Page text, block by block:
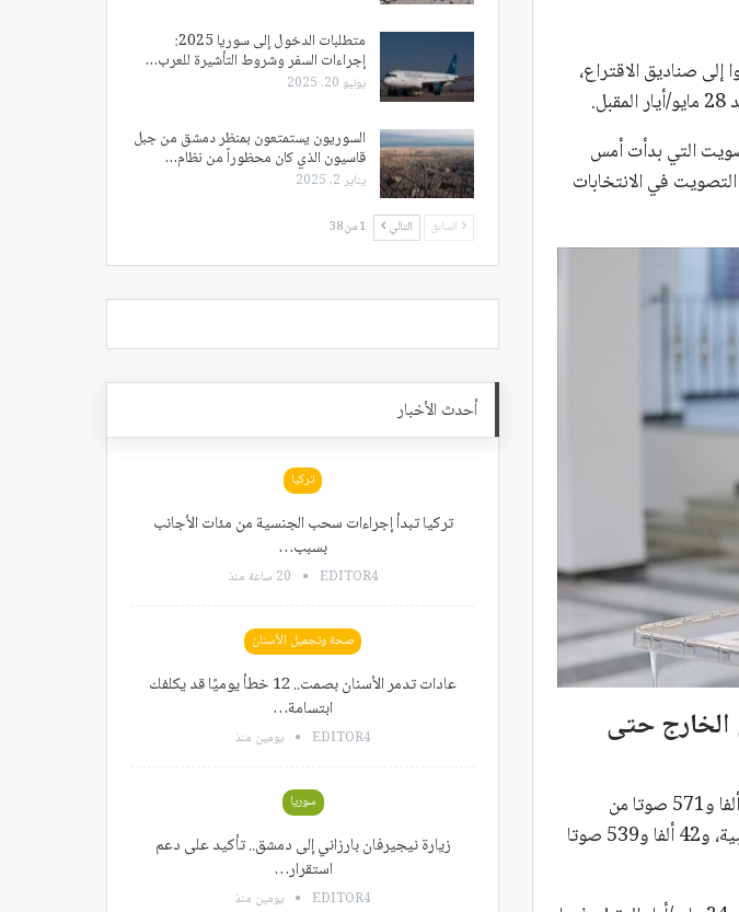
قد توجهوا إلى صناديق الاقتراع،
التي بدأت أمس
في الانتخابات
الخارج حتى
“، فقد أدلى ما مجموعه 892 ألفا و571 صوتا من
الناخبين في الخارج حتى الآن، بما في ذلك 850 ألفا و32 صوتا في مكاتب التمثيل الأجنبية، و42 ألفا و539 صوتا
متطلبات الدخول إلى سوريا 2025:
إجراءات السفر وشروط التأشيرة للعرب…
يونيو 20, 2025
السوريون يستمتعون بمنظر دمشق من جبل
قاسيون الذي كان محظوراً من نظام…
يناير 2, 2025
السابق التالي 1 من 38
أحدث الأخبار
تركيا
تركيا تبدأ إجراءات سحب الجنسية من مئات الأجانب
بسبب…
EDITOR4 20 ساعة منذ
صحة وتجميل الأسنان
عادات تدمر الأسنان بصمت.. 12 خطأ يوميًا قد يكلفك
ابتسامة…
EDITOR4 يومين منذ
سوريا
زيارة نيجيرفان بارزاني إلى دمشق.. تأكيد على دعم
استقرار…
EDITOR4 يومين منذ